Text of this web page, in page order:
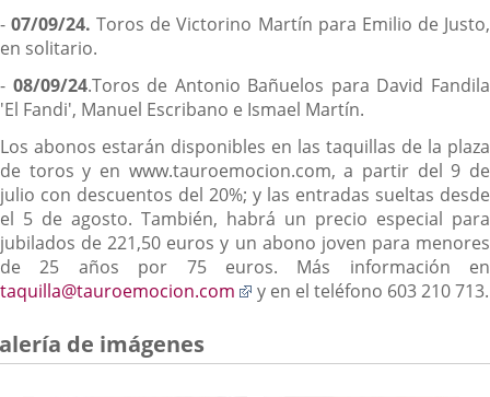
-07/09/24. Toros de Victorino Martín para Emilio de Justo,
en solitario.
- 08/09/24.Toros de Antonio Bañuelos para David Fandila
'El Fandi', Manuel Escribano e Ismael Martín.
Los abonos estarán disponibles en las taquillas de la plaza
de toros y en www.tauroemocion.com, a partir del 9 de
julio con descuentos del 20%; y las entradas sueltas desde
el 5 de agosto. También, habrá un precio especial para
jubilados de 221,50 euros y un abono joven para menores
de 25 años por 75 euros. Más información en
taquilla@tauroemocion.com
Enlace
aplicación
y en el teléfono 603 210 713.
de imágenes